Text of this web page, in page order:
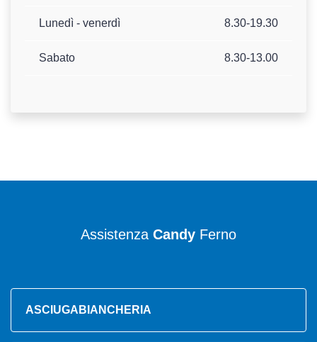
Lunedì - venerdì 8.30-19.30
Sabato 8.30-13.00
Assistenza Candy Ferno
ASCIUGABIANCHERIA